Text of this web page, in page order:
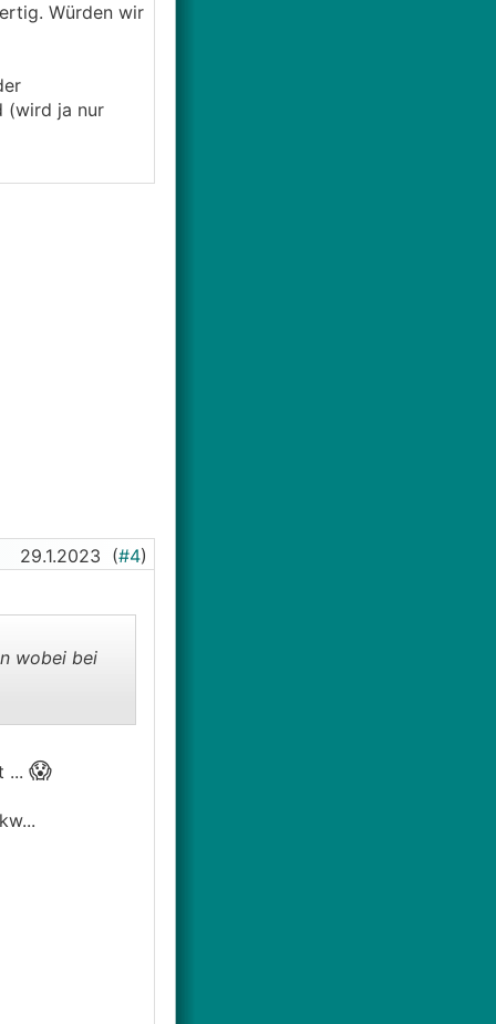
Würden wir
(wird ja nur
29.1.2023 (#4)
wobei bei
... 😱